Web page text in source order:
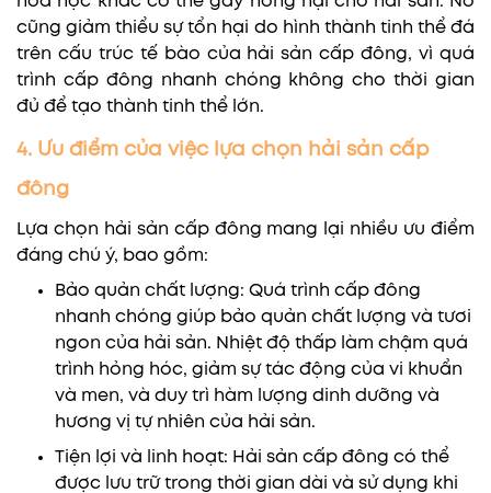
cũng giảm thiểu sự tổn hại do hình thành tinh thể đá
trên cấu trúc tế bào của hải sản cấp đông, vì quá
trình cấp đông nhanh chóng không cho thời gian
đủ để tạo thành tinh thể lớn.
4. Ưu điểm của việc lựa chọn hải sản cấp
đông
Lựa chọn hải sản cấp đông mang lại nhiều ưu điểm
đáng chú ý, bao gồm:
Bảo quản chất lượng: Quá trình cấp đông
nhanh chóng giúp bảo quản chất lượng và tươi
ngon của hải sản. Nhiệt độ thấp làm chậm quá
trình hỏng hóc, giảm sự tác động của vi khuẩn
và men, và duy trì hàm lượng dinh dưỡng và
hương vị tự nhiên của hải sản.
Tiện lợi và linh hoạt: Hải sản cấp đông có thể
được lưu trữ trong thời gian dài và sử dụng khi